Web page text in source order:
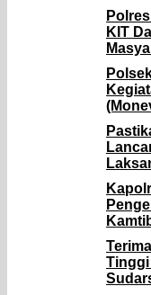
KIT
Tinggi